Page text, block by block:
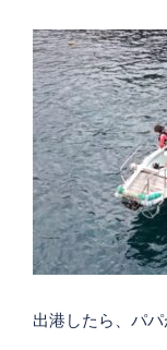
出港したら、パ